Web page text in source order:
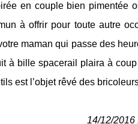
en couple bien pimentée
à offrir pour toute autre
maman qui passe des
à bille spacerail plaira à
est l’objet rêvé des
14/12/2016